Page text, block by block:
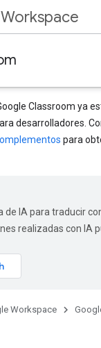
Workspace
Classroom ya
desarrolladores.
para
de IA para traducir
realizadas con IA
Workspace